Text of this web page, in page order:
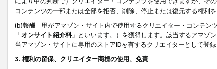
コンテンツの一部または全部を拒否、削除、停止または復元する権利
(b)報酬 甲がアマゾン・サイト内で使用するクリエイター・コンテン
「オンサイト紹介料」といいます。）を獲得します。該当するアマゾ
当アマゾン・サイトに専用のストアIDを有するクリエイターとして登
3. 権利の留保、クリエイター商標の使用、免責